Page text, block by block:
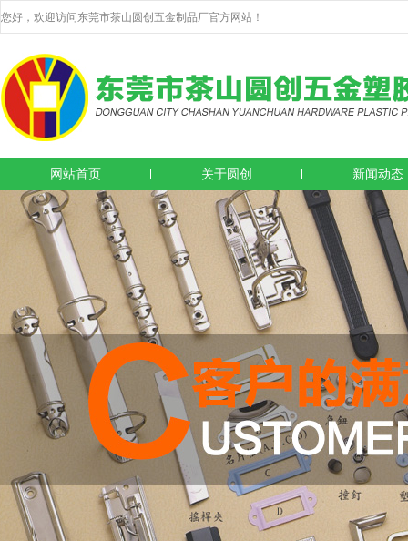
您好，欢迎访问东莞市茶山圆创五金制品厂官方网站！
网站首页 关于圆创 新闻动态